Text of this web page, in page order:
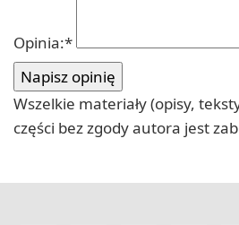
Opinia:*
Wszelkie materiały (opisy,
części bez zgody autora jest